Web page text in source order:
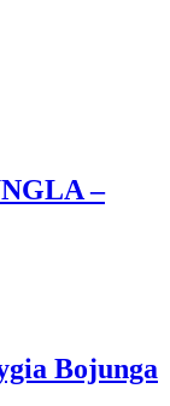
–
Bojunga